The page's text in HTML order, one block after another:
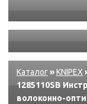
Каталог»KNIPEX
1285110SB
волоконно-